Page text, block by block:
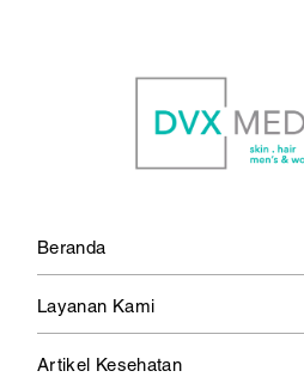
Beranda
Layanan Kami
Artikel Kesehatan